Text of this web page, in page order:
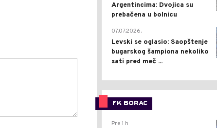
Argentincima: Dvojica su
prebačena u bolnicu
07.07.2026.
Levski se oglasio: Saopštenje
bugarskog šampiona nekoliko
sati pred meč ...
FK BORAC
Pre 1 h